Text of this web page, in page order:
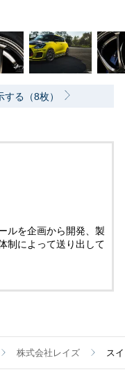
る（8枚）
ルを企画から開発、製
制によって送り出して
株式会社レイズ ス